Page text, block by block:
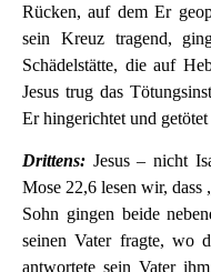
Rücken, auf dem Er
sein Kreuz tragend,
Schädelstätte, die auf
Jesus trug das
Er hingerichtet und
Drittens: Jesus – nicht
Mose 22,6 lesen wir, dass
Sohn gingen beide
seinen Vater fragte, wo
antwortete sein Vater